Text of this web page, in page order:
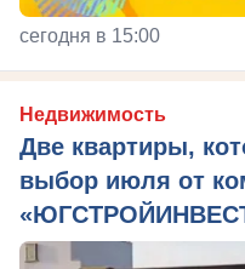
сегодня в 15:00
Недвижимость
Две квартиры,
выбор июля от